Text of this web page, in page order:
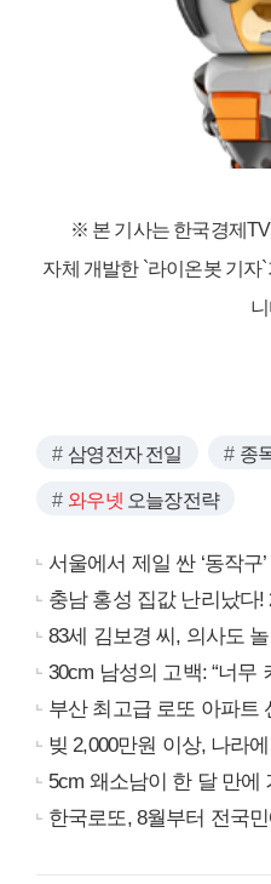
※ 본 기사는 한국경제
자체 개발한 `라이온봇 기자
삼영전자 전일 종
와우넷 오늘장전략
서울에서 제일 싼 ‘동작구
충남 홍성 집값 난리났다!
83세 김보경 씨, 의사도 놀
30cm 남성의 고백: “너무
부산 최고급 로또 아파트
빚 2,000만원 이상, 나라
5cm 왜소남이 한 달 만에
한국로또, 8월부터 전국